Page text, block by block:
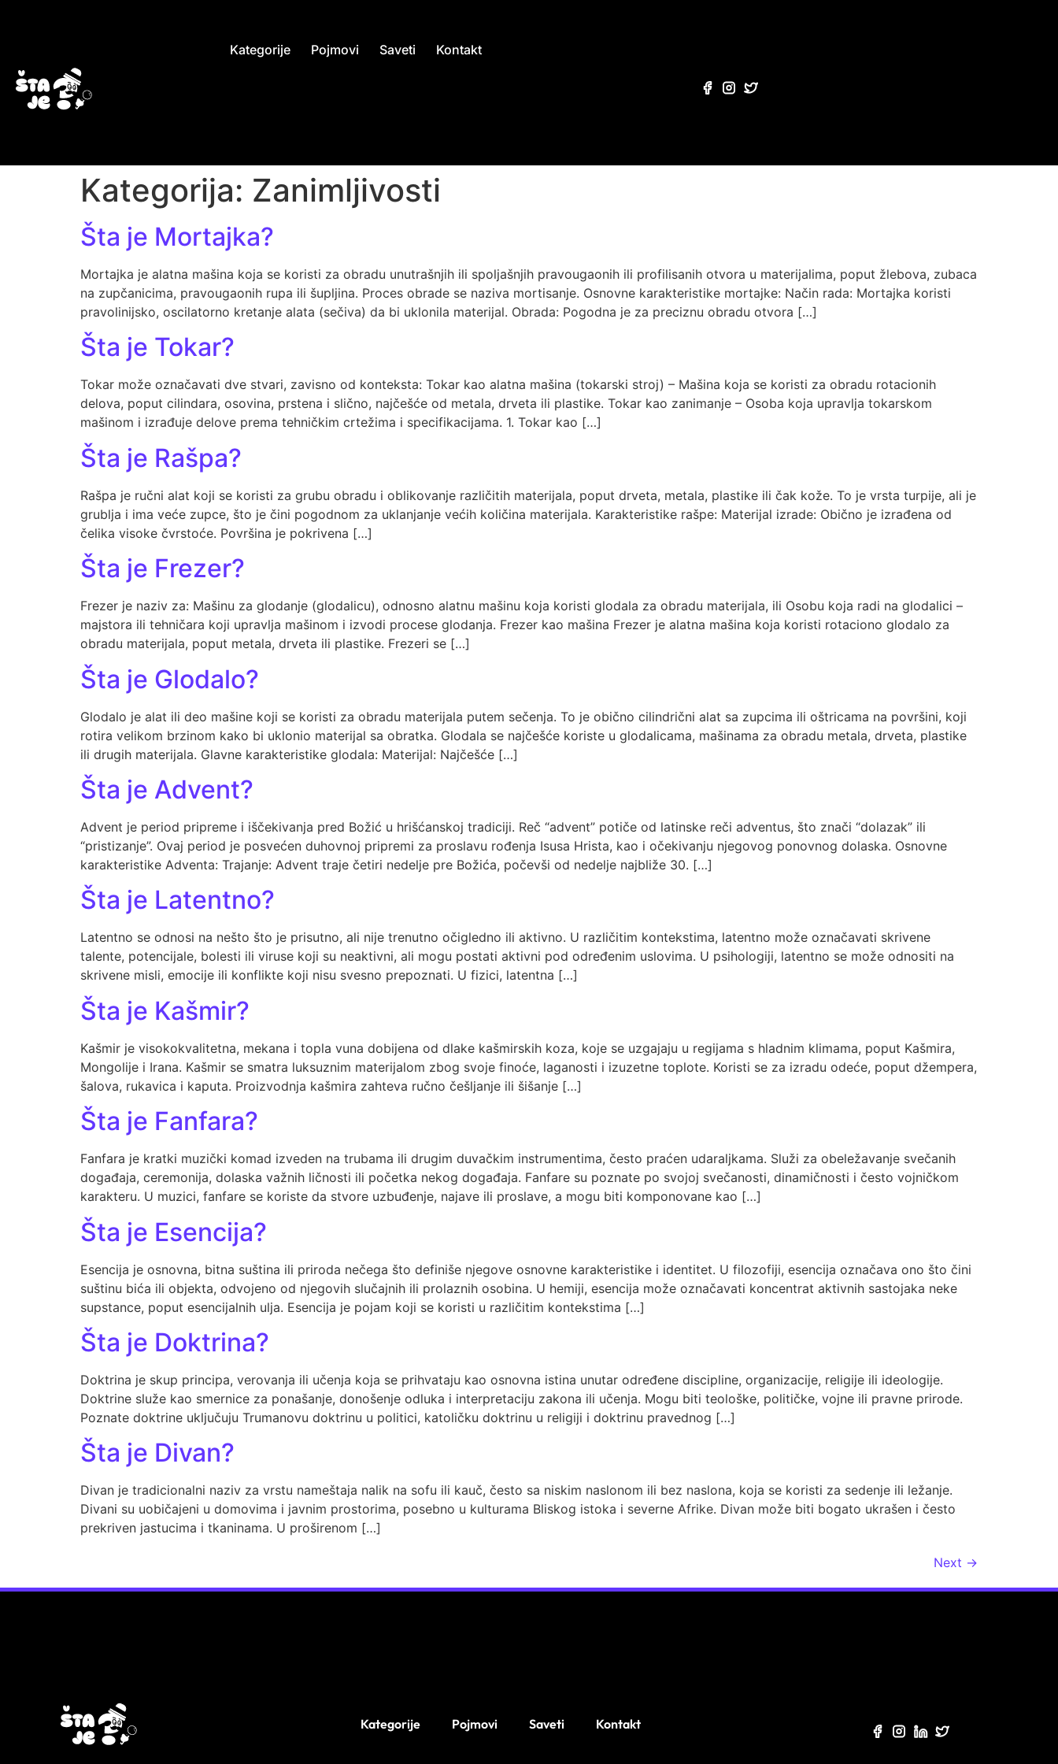
Kategorije Pojmovi Saveti Kontakt
Kategorija: Zanimljivosti
Šta je Mortajka?
Mortajka je alatna mašina koja se koristi za obradu unutrašnjih ili spoljašnjih pravougaonih ili profilisanih otvora u materijalima, poput žlebova, zubaca
na zupčanicima, pravougaonih rupa ili šupljina. Proces obrade se naziva mortisanje. Osnovne karakteristike mortajke: Način rada: Mortajka koristi
pravolinijsko, oscilatorno kretanje alata (sečiva) da bi uklonila materijal. Obrada: Pogodna je za preciznu obradu otvora […]
Šta je Tokar?
Tokar može označavati dve stvari, zavisno od konteksta: Tokar kao alatna mašina (tokarski stroj) – Mašina koja se koristi za obradu rotacionih
delova, poput cilindara, osovina, prstena i slično, najčešće od metala, drveta ili plastike. Tokar kao zanimanje – Osoba koja upravlja tokarskom
mašinom i izrađuje delove prema tehničkim crtežima i specifikacijama. 1. Tokar kao […]
Šta je Rašpa?
Rašpa je ručni alat koji se koristi za grubu obradu i oblikovanje različitih materijala, poput drveta, metala, plastike ili čak kože. To je vrsta turpije, ali je
grublja i ima veće zupce, što je čini pogodnom za uklanjanje većih količina materijala. Karakteristike rašpe: Materijal izrade: Obično je izrađena od
čelika visoke čvrstoće. Površina je pokrivena […]
Šta je Frezer?
Frezer je naziv za: Mašinu za glodanje (glodalicu), odnosno alatnu mašinu koja koristi glodala za obradu materijala, ili Osobu koja radi na glodalici –
majstora ili tehničara koji upravlja mašinom i izvodi procese glodanja. Frezer kao mašina Frezer je alatna mašina koja koristi rotaciono glodalo za
obradu materijala, poput metala, drveta ili plastike. Frezeri se […]
Šta je Glodalo?
Glodalo je alat ili deo mašine koji se koristi za obradu materijala putem sečenja. To je obično cilindrični alat sa zupcima ili oštricama na površini, koji
rotira velikom brzinom kako bi uklonio materijal sa obratka. Glodala se najčešće koriste u glodalicama, mašinama za obradu metala, drveta, plastike
ili drugih materijala. Glavne karakteristike glodala: Materijal: Najčešće […]
Šta je Advent?
Advent je period pripreme i iščekivanja pred Božić u hrišćanskoj tradiciji. Reč “advent” potiče od latinske reči adventus, što znači “dolazak” ili
“pristizanje”. Ovaj period je posvećen duhovnoj pripremi za proslavu rođenja Isusa Hrista, kao i očekivanju njegovog ponovnog dolaska. Osnovne
karakteristike Adventa: Trajanje: Advent traje četiri nedelje pre Božića, počevši od nedelje najbliže 30. […]
Šta je Latentno?
Latentno se odnosi na nešto što je prisutno, ali nije trenutno očigledno ili aktivno. U različitim kontekstima, latentno može označavati skrivene
talente, potencijale, bolesti ili viruse koji su neaktivni, ali mogu postati aktivni pod određenim uslovima. U psihologiji, latentno se može odnositi na
skrivene misli, emocije ili konflikte koji nisu svesno prepoznati. U fizici, latentna […]
Šta je Kašmir?
Kašmir je visokokvalitetna, mekana i topla vuna dobijena od dlake kašmirskih koza, koje se uzgajaju u regijama s hladnim klimama, poput Kašmira,
Mongolije i Irana. Kašmir se smatra luksuznim materijalom zbog svoje finoće, laganosti i izuzetne toplote. Koristi se za izradu odeće, poput džempera,
šalova, rukavica i kaputa. Proizvodnja kašmira zahteva ručno češljanje ili šišanje […]
Šta je Fanfara?
Fanfara je kratki muzički komad izveden na trubama ili drugim duvačkim instrumentima, često praćen udaraljkama. Služi za obeležavanje svečanih
događaja, ceremonija, dolaska važnih ličnosti ili početka nekog događaja. Fanfare su poznate po svojoj svečanosti, dinamičnosti i često vojničkom
karakteru. U muzici, fanfare se koriste da stvore uzbuđenje, najave ili proslave, a mogu biti komponovane kao […]
Šta je Esencija?
Esencija je osnovna, bitna suština ili priroda nečega što definiše njegove osnovne karakteristike i identitet. U filozofiji, esencija označava ono što čini
suštinu bića ili objekta, odvojeno od njegovih slučajnih ili prolaznih osobina. U hemiji, esencija može označavati koncentrat aktivnih sastojaka neke
supstance, poput esencijalnih ulja. Esencija je pojam koji se koristi u različitim kontekstima […]
Šta je Doktrina?
Doktrina je skup principa, verovanja ili učenja koja se prihvataju kao osnovna istina unutar određene discipline, organizacije, religije ili ideologije.
Doktrine služe kao smernice za ponašanje, donošenje odluka i interpretaciju zakona ili učenja. Mogu biti teološke, političke, vojne ili pravne prirode.
Poznate doktrine uključuju Trumanovu doktrinu u politici, katoličku doktrinu u religiji i doktrinu pravednog […]
Šta je Divan?
Divan je tradicionalni naziv za vrstu nameštaja nalik na sofu ili kauč, često sa niskim naslonom ili bez naslona, koja se koristi za sedenje ili ležanje.
Divani su uobičajeni u domovima i javnim prostorima, posebno u kulturama Bliskog istoka i severne Afrike. Divan može biti bogato ukrašen i često
prekriven jastucima i tkaninama. U proširenom […]
Next →
Kategorije Pojmovi Saveti Kontakt